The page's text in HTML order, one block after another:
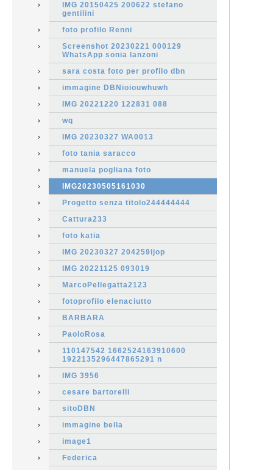
IMG 20150425 200622 stefano
gentilini
foto profilo Renni
Screenshot 20230221 000129
WhatsApp sonia lanzoni
sara costa foto per profilo dbn
immagine DBNioiouwhuwh
IMG 20221220 122831 088
wq
IMG 20230327 WA0013
foto tania saracco
manuela pogliana foto
IMG20230505161030
Progetto senza titolo244444444
Cattura233
foto katia
IMG 20230327 204259ijop
IMG 20221125 093019
MarcoPellegatta2123
fotoprofilo elenaciutto
BARBARA
PaoloRosa
110147542 1662524163910600
1922135296447865291 n
IMG 3956
cesare bartorelli
sitoDBN
immagine bella
image1
Federica